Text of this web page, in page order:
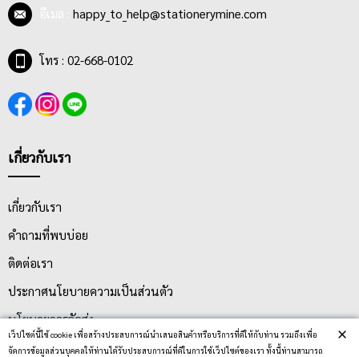
เว็ปไซต์นี้ใช้ cookie เพื่อสร้างประสบการณ์นำเสนอสินค้าหรือบริการที่ดีให้กับท่าน รวมถึงเพื่อ
จัดการข้อมูลส่วนบุคคลให้ท่านได้รับประสบการณ์ที่ดีในการใช้เว็ปไซต์ของเรา ทั้งนี้ท่านสามารถ
×
happy_to_help@stationerymine.com
โทร : 02-668-0102
เกี่ยวกับเรา
เกี่ยวกับเรา
คำถามที่พบบ่อย
ติดต่อเรา
ประกาศนโยบายความเป็นส่วนตัว
นโยบายการจัดส่ง
นโยบายการเปลี่ยน/คืน สินค้า